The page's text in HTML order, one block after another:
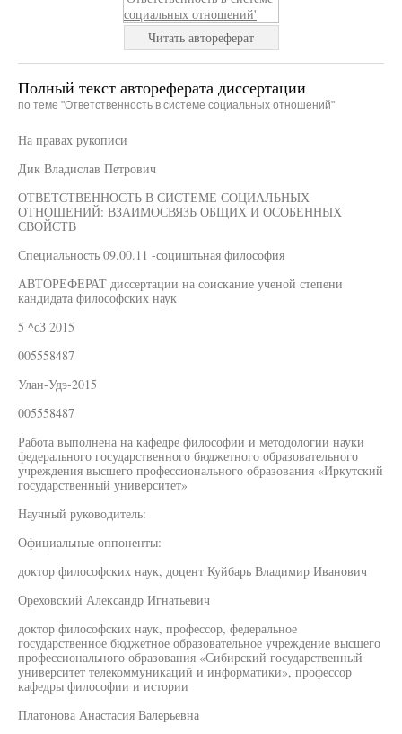
Читать автореферат
Полный текст автореферата диссертации
по теме "Ответственность в системе социальных отношений"
На правах рукописи
Дик Владислав Петрович
ОТВЕТСТВЕННОСТЬ В СИСТЕМЕ СОЦИАЛЬНЫХ
ОТНОШЕНИЙ: ВЗАИМОСВЯЗЬ ОБЩИХ И ОСОБЕННЫХ
СВОЙСТВ
Специальность 09.00.11 -социштьная философия
АВТОРЕФЕРАТ диссертации на соискание ученой степени
кандидата философских наук
5 ^сЗ 2015
005558487
Улан-Удэ-2015
005558487
Работа выполнена на кафедре философии и методологии науки
федерального государственного бюджетного образовательного
учреждения высшего профессионального образования «Иркутский
государственный университет»
Научный руководитель:
Официальные оппоненты:
доктор философских наук, доцент Куйбарь Владимир Иванович
Ореховский Александр Игнатьевич
доктор философских наук, профессор, федеральное
государственное бюджетное образовательное учреждение высшего
профессионального образования «Сибирский государственный
университет телекоммуникаций и информатики», профессор
кафедры философии и истории
Платонова Анастасия Валерьевна